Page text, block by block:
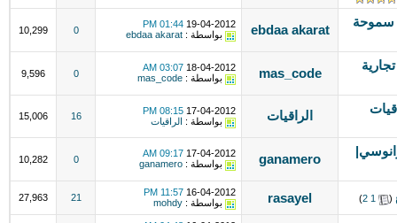
سموحة
ebdaa akarat
19-04-2012
01:44 PM
بواسطة : ebdaa akarat
0
10,299
mas_code
18-04-2012
03:07 AM
بواسطة : mas_code
0
9,596
الراقيات 17-04-2012
08:15 PM
بواسطة :
الراقيات 16
15,006
ganamero
17-04-2012
09:17 AM
بواسطة : ganamero
0
10,282
(
1
2
)
rasayel
16-04-2012
11:57 PM
بواسطة : mohdy
21
27,963